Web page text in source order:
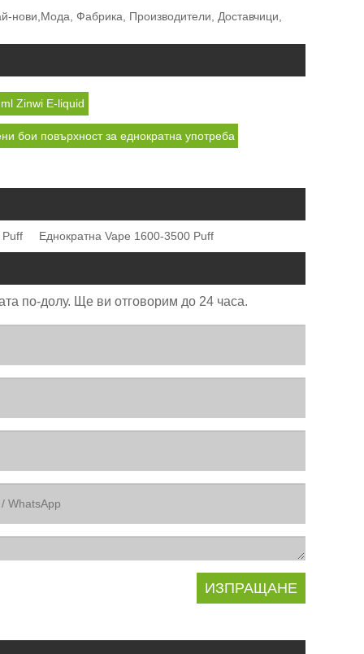
нови,Мода, Фабрика, Производители, Доставчици,
Zinwi E-liquid
бои повърхност за еднократна употреба
Puff Еднократна Vape 1600-3500 Puff
по-долу. Ще ви отговорим до 24 часа.